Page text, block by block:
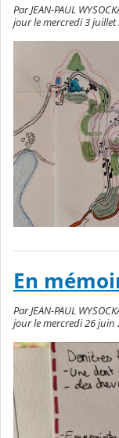
Par JEAN-PAUL
jour le mercredi 3 juillet
En
Par JEAN-PAUL
jour le mercredi 26 juin